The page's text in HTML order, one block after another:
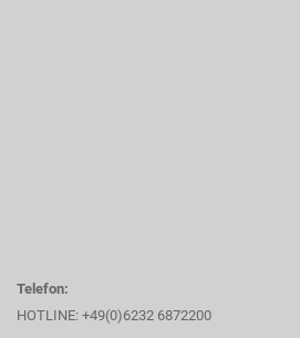
Telefon:
HOTLINE: +49(0)6232 6872200